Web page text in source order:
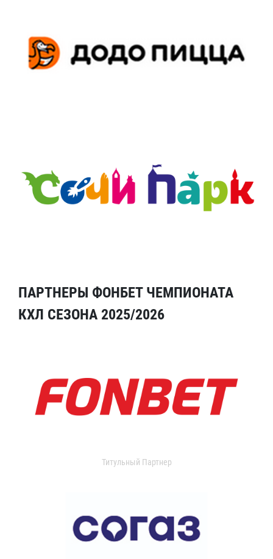
ПАРТНЕРЫ ФОНБЕТ ЧЕМПИОНАТА
КХЛ СЕЗОНА 2025/2026
Титульный Партнер